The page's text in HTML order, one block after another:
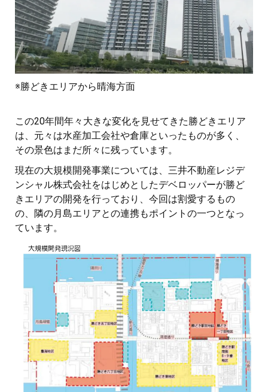
※勝どきエリアから晴海方面
この20年間年々大きな変化を見せてきた勝どきエリア
は、元々は水産加工会社や倉庫といったものが多く、
その景色はまだ所々に残っています。
現在の大規模開発事業については、三井不動産レジデ
ンシャル株式会社をはじめとしたデベロッパーが勝ど
きエリアの開発を行っており、今回は割愛するもの
の、隣の月島エリアとの連携もポイントの一つとなっ
ています。